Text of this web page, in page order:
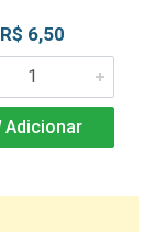
R$ 6,50
Adicionar